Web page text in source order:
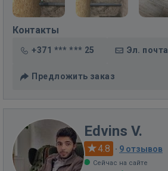
Контакты
+371 *** *** 25 Эл. почта
Предложить заказ
Edvins V.
4.8 · 9 отзывов
Сейчас на сайте